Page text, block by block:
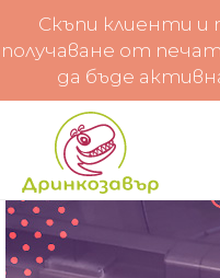
Скъпи клиенти и
получаване от
да бъде